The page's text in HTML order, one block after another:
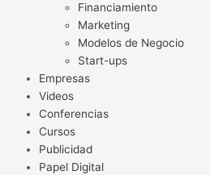
Financiamiento
Marketing
Modelos de Negocio
Start-ups
Empresas
Videos
Conferencias
Cursos
Publicidad
Papel Digital